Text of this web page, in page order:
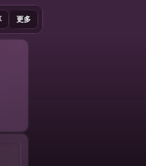
更多